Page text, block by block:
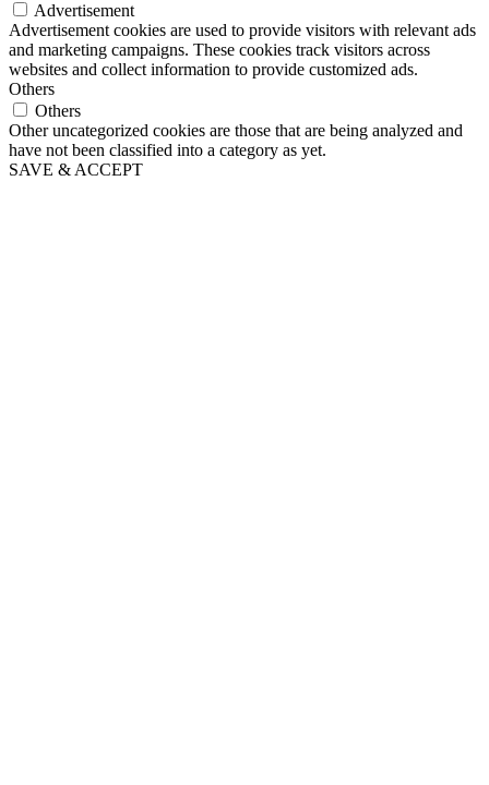
Advertisement
Advertisement cookies are used to provide visitors with relevant ads
and marketing campaigns. These cookies track visitors across
websites and collect information to provide customized ads.
Others
Others
Other uncategorized cookies are those that are being analyzed and
have not been classified into a category as yet.
SAVE & ACCEPT